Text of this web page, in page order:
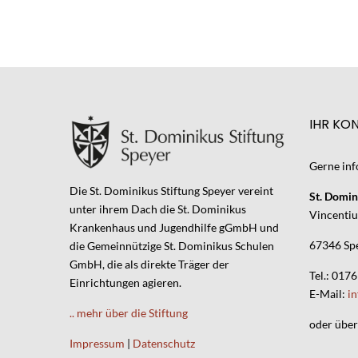
Die St. Dominikus Stiftung Speyer vereint
unter ihrem Dach die St. Dominikus
Krankenhaus und Jugendhilfe gGmbH und
die Gemeinnützige St. Dominikus Schulen
GmbH, die als direkte Träger der
Einrichtungen agieren.
.. mehr über die Stiftung
Impressum | Datenschutz
IHR
Gerne
St.
67346
Tel.:
E-Mail:
oder